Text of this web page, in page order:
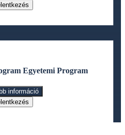
Egyetemi Program
információ